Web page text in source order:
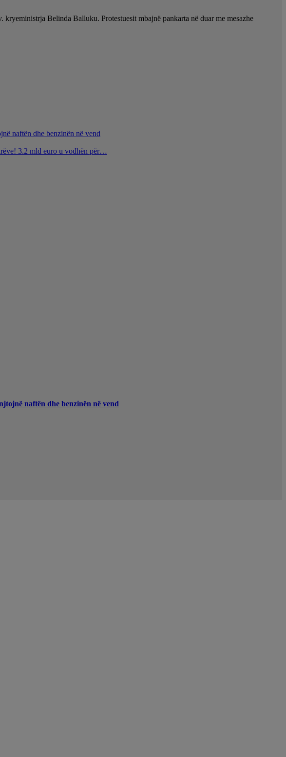
Belinda Balluku. Protestuesit mbajnë pankarta në duar me mesazhe
naftën dhe benzinën në vend
3.2 mld euro u vodhën për…
naftën dhe benzinën në vend